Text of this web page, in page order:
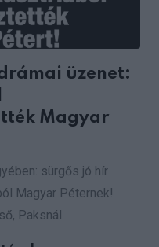
üzenet:
Magyar
sürgős jó hír
Magyar Péternek!
Paksnál